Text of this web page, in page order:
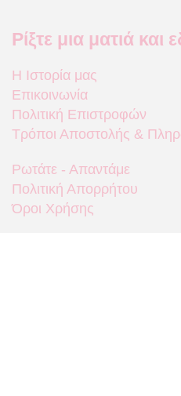
Ρίξτε μια ματιά και
Η Ιστορία μας
Επικοινωνία
Πολιτική Επιστροφών
Τρόποι Αποστολής &
Ρωτάτε - Απαντάμε
Πολιτική Απορρήτου
Όροι Χρήσης